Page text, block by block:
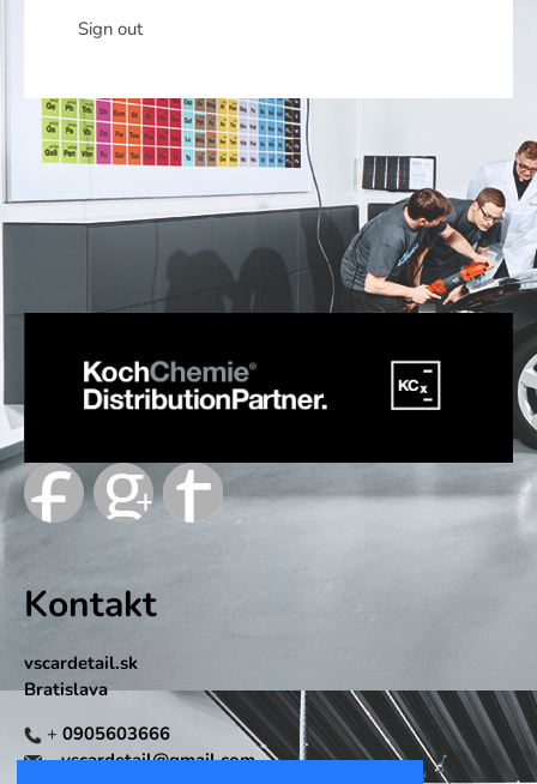
Sign out
Kontakt
vscardetail.sk
Bratislava
+ 0905603666
vscardetail@gmail.com